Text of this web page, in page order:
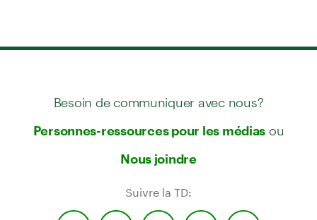
Besoin de communiquer avec nous?
Personnes-ressources pour les médias ou
Nous joindre
Suivre la TD: